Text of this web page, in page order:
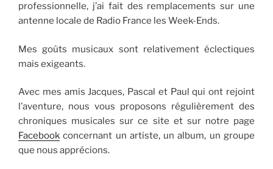
professionnelle, j’ai fait des remplacements sur une
antenne locale de Radio France les Week-Ends.
Mes goûts musicaux sont relativement éclectiques
mais exigeants.
Avec mes amis Jacques, Pascal et Paul qui ont rejoint
l’aventure, nous vous proposons régulièrement des
chroniques musicales sur ce site et sur notre page
Facebook concernant un artiste, un album, un groupe
que nous apprécions.